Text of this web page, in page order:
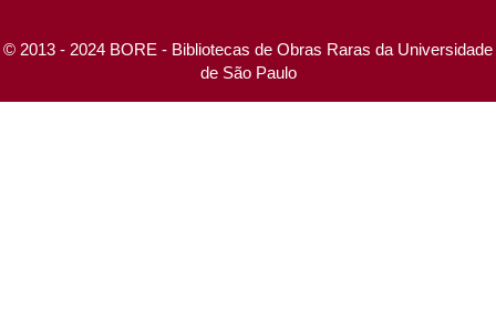
© 2013 - 2024 BORE - Bibliotecas de Obras Raras da Universidade
de São Paulo